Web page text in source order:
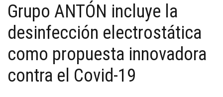
Grupo ANTÓN incluye la
desinfección electrostática
como propuesta innovadora
contra el Covid-19